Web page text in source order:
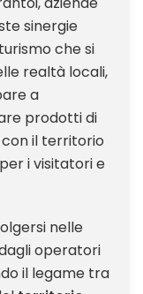
sinergie
che si
realtà locali,
a
prodotti di
il territorio
i visitatori e
nelle
operatori
il legame tra